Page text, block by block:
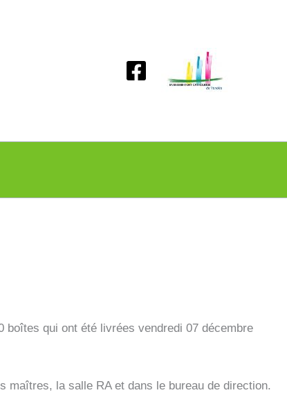
boîtes qui ont été livrées vendredi 07 décembre
maîtres, la salle RA et dans le bureau de direction.